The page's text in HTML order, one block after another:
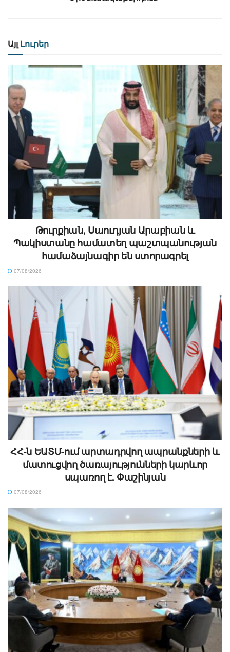
Այլ Լուրեր
Թուրքիան, Սաուդյան Արաբիան և
Պակիստանը համատեղ պաշտպանության
համաձայնագիր են ստորագրել
07/08/2026
ՀՀ-ն ԵԱՏՄ-ում արտադրվող ապրանքների և
մատուցվող ծառայությունների կարևոր
սպառող է. Փաշինյան
07/08/2026